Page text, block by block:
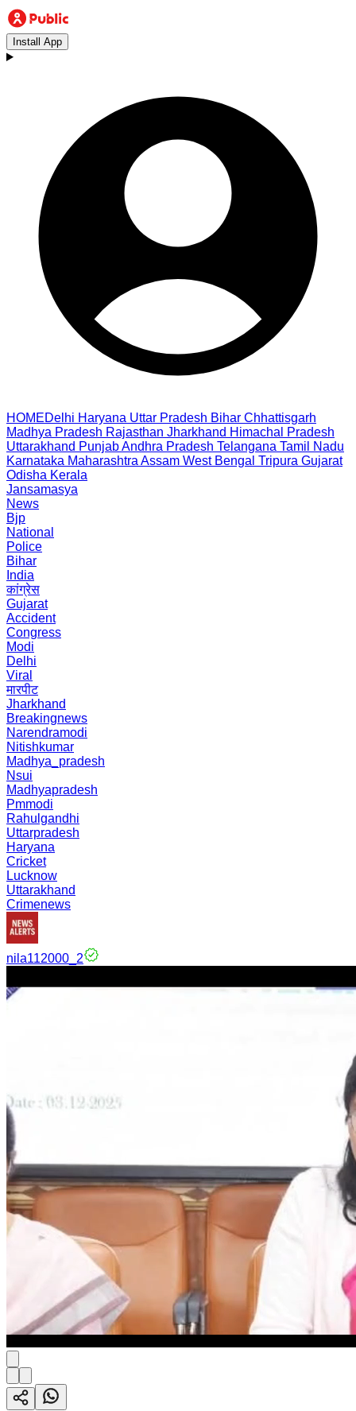
Install App
HOMEDelhi Haryana Uttar Pradesh Bihar Chhattisgarh
Madhya Pradesh Rajasthan Jharkhand Himachal Pradesh
Uttarakhand PunjabAndhra Pradesh Telangana Tamil Nadu
Karnataka Maharashtra Assam West Bengal Tripura Gujarat
Odisha Kerala
Jansamasya
News
Bjp
National
Police
Bihar
India
कांग्रेस
Gujarat
Accident
Congress
Modi
Delhi
Viral
मारपीट
Jharkhand
Breakingnews
Narendramodi
Nitishkumar
Madhya_pradesh
Nsui
Madhyapradesh
Pmmodi
Rahulgandhi
Uttarpradesh
Haryana
Cricket
Lucknow
Uttarakhand
Crimenews
nila112000_2